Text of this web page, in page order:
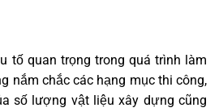
tố quan trọng trong quá trình làm
nắm chắc các hạng mục thi công,
số lượng vật liệu xây dựng cũng